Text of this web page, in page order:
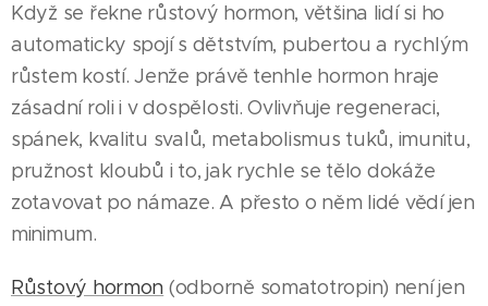
Když se řekne růstový hormon, většina lidí si ho
automaticky spojí s dětstvím, pubertou a rychlým
růstem kostí. Jenže právě tenhle hormon hraje
zásadní roli i v dospělosti. Ovlivňuje regeneraci,
spánek, kvalitu svalů, metabolismus tuků, imunitu,
pružnost kloubů i to, jak rychle se tělo dokáže
zotavovat po námaze. A přesto o něm lidé vědí jen
minimum.
Růstový hormon (odborně somatotropin) není jen